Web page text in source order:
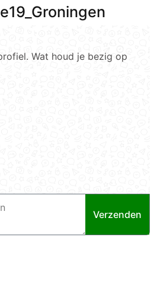
Wat houd je bezig op
Verzenden